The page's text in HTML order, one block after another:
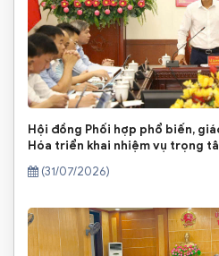
Hội đồng Phối hợp phổ biến,
Hóa triển khai nhiệm vụ trọng
(31/07/2026)